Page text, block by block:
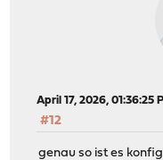
April 17, 2026, 01:36:25
#12
genau so ist es